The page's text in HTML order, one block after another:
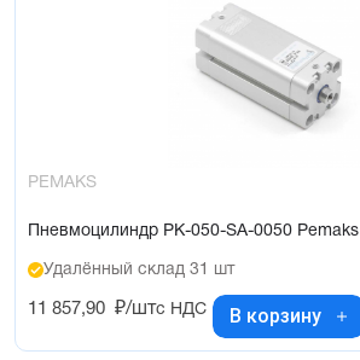
PEMAKS
Пневмоцилиндр PK-050-SA-0050 Pemaks
Удалённый склад 31 шт
11 857,90 ₽/штс НДС В корзину